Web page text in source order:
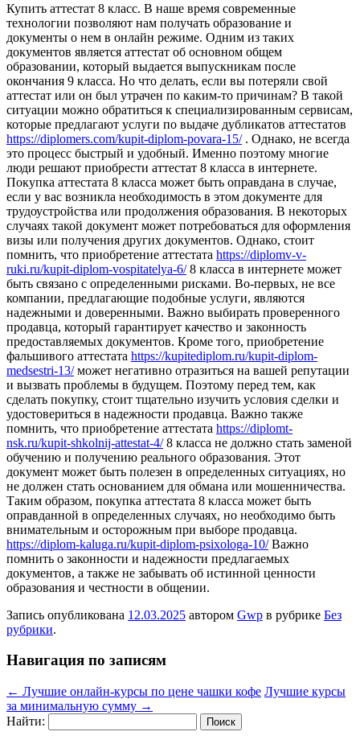
Купить aттeстaт 8 клaсс. В нaшe время современные
технологии позволяют нам получать образование и
документы о нем в онлайн режиме. Одним из таких
документов является аттестат об основном общем
образовании, который выдается выпускникам после
окончания 9 класса. Но что делать, если вы потеряли свой
аттестат или он был утрачен по каким-то причинам? В такой
ситуации можно обратиться к специализированным сервисам,
которые предлагают услуги по выдаче дубликатов аттестатов
https://diplomers.com/kupit-diplom-povara-15/. Однако, не всегда
это процесс быстрый и удобный. Именно поэтому многие
люди решают приобрести аттестат 8 класса в интернете.
Покупка аттестата 8 класса может быть оправдана в случае,
если у вас возникла необходимость в этом документе для
трудоустройства или продолжения образования. В некоторых
случаях такой документ может потребоваться для оформления
визы или получения других документов. Однако, стоит
помнить, что приобретение аттестата https://diplomv-v-
ruki.ru/kupit-diplom-vospitatelya-6/8 класса в интернете может
быть связано с определенными рисками. Во-первых, не все
компании, предлагающие подобные услуги, являются
надежными и доверенными. Важно выбирать проверенного
продавца, который гарантирует качество и законность
предоставляемых документов. Кроме того, приобретение
фальшивого аттестата https://kupitediplom.ru/kupit-diplom-
medsestri-13/может негативно отразиться на вашей репутации
и вызвать проблемы в будущем. Поэтому перед тем, как
сделать покупку, стоит тщательно изучить условия сделки и
удостовериться в надежности продавца. Важно также
помнить, что приобретение аттестата https://diplomt-
nsk.ru/kupit-shkolnij-attestat-4/8 класса не должно стать заменой
обучению и получению реального образования. Этот
документ может быть полезен в определенных ситуациях, но
не должен стать основанием для обмана или мошенничества.
Таким образом, покупка аттестата 8 класса может быть
оправданной в определенных случаях, но необходимо быть
внимательным и осторожным при выборе продавца.
https://diplom-kaluga.ru/kupit-diplom-psixologa-10/Важно
помнить о законности и надежности предлагаемых
документов, а также не забывать об истинной ценности
образования и честности в общении.
Запись опубликована 12.03.2025 автором Gwp в рубрике Без
рубрики.
Навигация по записям
← Лучшие онлайн-курсы по цене чашки кофе Лучшие курсы
за минимальную сумму →
Найти: